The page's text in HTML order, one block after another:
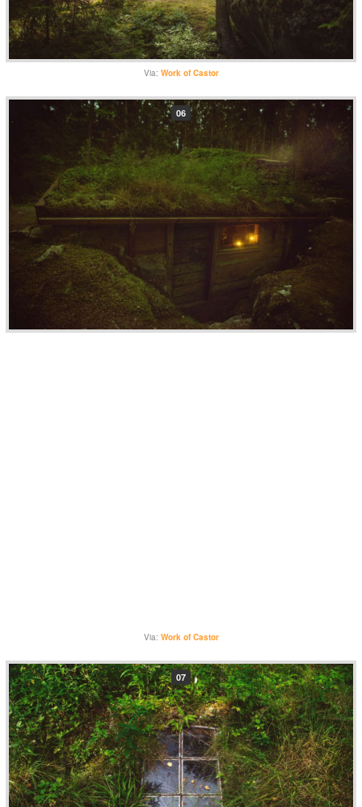
Via: Work of Castor
06
Via: Work of Castor
07